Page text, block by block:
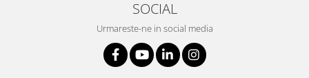
SOCIAL
Urmareste-ne in social media